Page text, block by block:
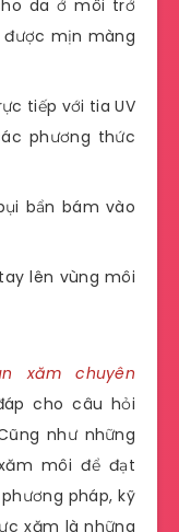
da ở môi trở
được mịn màng
tiếp với tia UV
phương thức
bẩn bám vào
lên vùng môi
xăm chuyên
cho câu hỏi
như những
môi để đạt
pháp, kỹ
xăm là những